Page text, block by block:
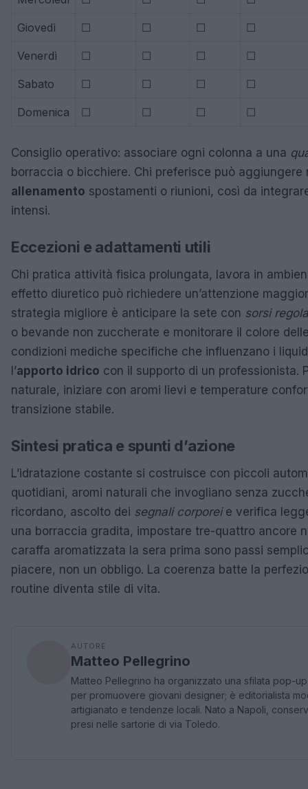
Giovedì ☐ ☐ ☐ ☐
Venerdì ☐ ☐ ☐ ☐
Sabato ☐ ☐ ☐ ☐
Domenica ☐ ☐ ☐ ☐
Consiglio operativo: associare ogni colonna a una
borraccia o bicchiere. Chi preferisce può aggiungere
allenamento spostamenti o riunioni, così da
intensi.
Eccezioni e adattamenti utili
Chi pratica attività fisica prolungata, lavora in
effetto diuretico può richiedere un’attenzione
strategia migliore è anticipare la sete con sorsi
o bevande non zuccherate e monitorare il colore
condizioni mediche specifiche che influenzano i
l’apporto idrico con il supporto di un professionista.
naturale, iniziare con aromi lievi e temperature
transizione stabile.
Sintesi pratica e spunti d’azione
L’idratazione costante si costruisce con piccoli
quotidiani, aromi naturali che invogliano senza
ricordano, ascolto dei segnali corporeie verifica
una borraccia gradita, impostare tre-quattro ancore
caraffa aromatizzata la sera prima sono passi
piacere, non un obbligo. La coerenza batte la
routine diventa stile di vita.
AUTORE
Matteo Pellegrino
Matteo Pellegrino ha organizzato una sfilata pop-
per promuovere giovani designer; è editorialista
artigianato e tendenze locali. Nato a Napoli,
presi nelle sartorie di via Toledo.